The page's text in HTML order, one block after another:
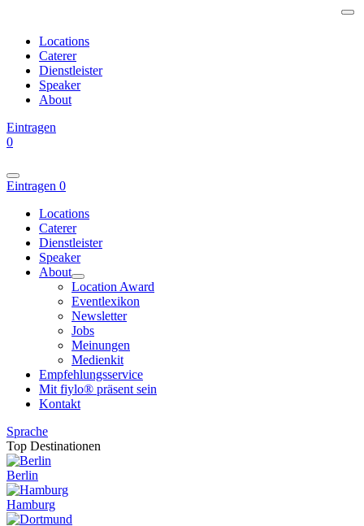
Locations
Caterer
Dienstleister
Speaker
About
Eintragen
0
Eintragen 0
Locations
Caterer
Dienstleister
Speaker
About
Location Award
Eventlexikon
Newsletter
Jobs
Meinungen
Medienkit
Empfehlungsservice
Mit fiylo® präsent sein
Kontakt
Sprache
Top Destinationen
Berlin
Hamburg